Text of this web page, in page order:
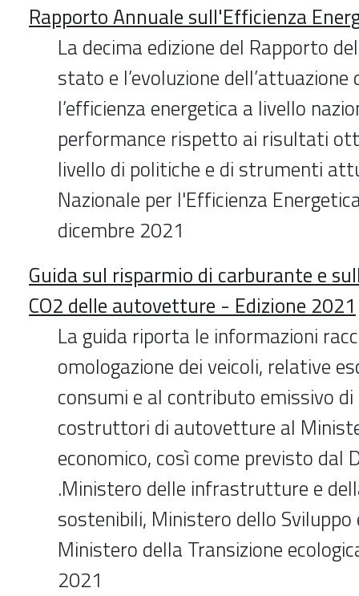
Rapporto Annuale sull'Efficienza
La decima edizione del Rapporto
stato e l’evoluzione
l’efficienza energetica a livello
performance rispetto ai risultati
livello di politiche e di strumenti
Nazionale per l'Efficienza
dicembre 2021
Guida sul risparmio di carburante e
CO2 delle autovetture - Edizione 2021
La guida riporta le informazioni
omologazione dei veicoli, relative
consumi e al contributo emissivo di
costruttori di autovetture al
economico, così come previsto dal
.Ministero delle infrastrutture e
sostenibili, Ministero dello Sviluppo
Ministero della Transizione
2021